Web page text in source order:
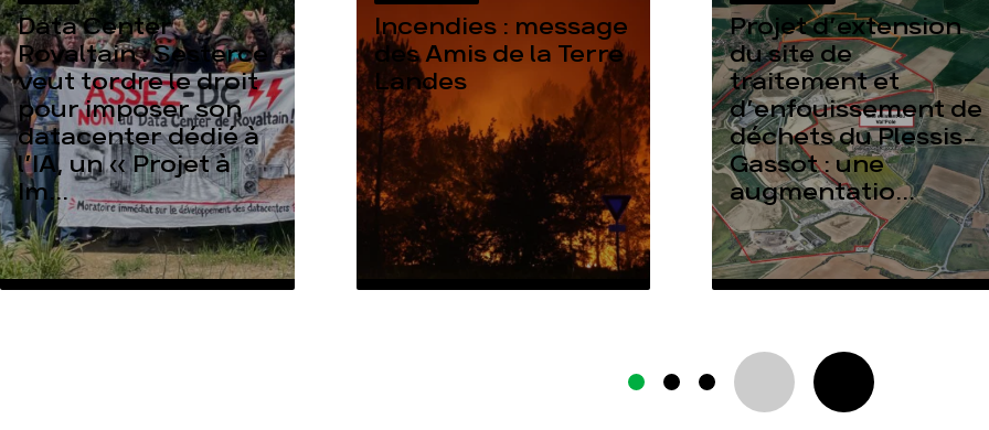
Data Center
Rovaltain : Sesterce
veut tordre le droit
pour imposer son
datacenter dédié à
l’IA, un « Projet à
Im...
Incendies : message
des Amis de la Terre
Landes
Projet d’extension
du site de
traitement et
d’enfouissement de
déchets du Plessis-
Gassot : une
augmentatio...